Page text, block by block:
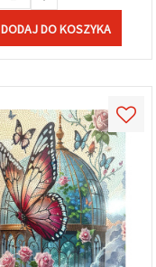
DODAJ DO KOSZYKA